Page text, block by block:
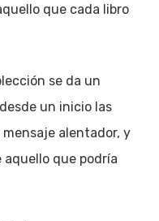
que cada libro
se da un
un inicio las
alentador, y
aquello que podría